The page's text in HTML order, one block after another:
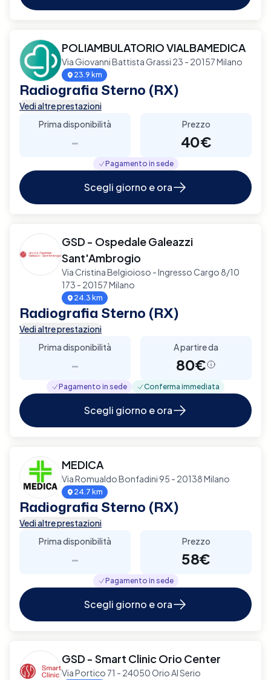
POLIAMBULATORIO VIALBAMEDICA
Via Giovanni Battista Grassi 23 - 20157 Milano
23.9 km
Radiografia Sterno (RX)
Vedi altre prestazioni
Prima disponibilità
-
Prezzo
40€
Pagamento in sede
Scegli giorno e ora
GSD - Ospedale Galeazzi
Sant'Ambrogio
Via Cristina Belgioioso - Ingresso Cargo 8/10
173 - 20157 Milano
24.3 km
Radiografia Sterno (RX)
Vedi altre prestazioni
Prima disponibilità
-
A partire da
80€
Pagamento in sede Conferma immediata
Scegli giorno e ora
MEDICA
Via Romualdo Bonfadini 95 - 20138 Milano
24.7 km
Radiografia Sterno (RX)
Vedi altre prestazioni
Prima disponibilità
-
Prezzo
58€
Pagamento in sede
Scegli giorno e ora
GSD - Smart Clinic Orio Center
Via Portico 71 - 24050 Orio Al Serio